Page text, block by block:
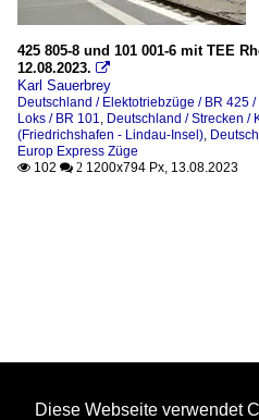
425 805-8 und 101 001-6 mit TEE
12.08.2023. 
Karl Sauerbrey
Deutschland / Elektotriebzüge / BR 425
Loks / BR 101, Deutschland / Strecken /
(Friedrichshafen - Lindau-Insel),
Europ Express Züge
 102  2 1200x794 Px, 13.08.2023
Diese Webseite verwendet